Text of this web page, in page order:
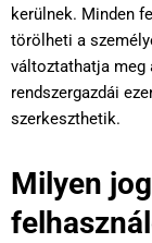
kerülnek. Minden
törölheti a
változtathatja meg
rendszergazdái
szerkeszthetik.
Milyen